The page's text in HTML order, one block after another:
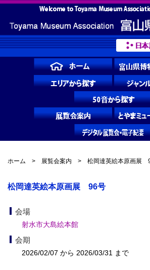
ホーム > 展覧会案内 > 松岡達英絵本原画展
松岡達英絵本原画展 96号
会場
射水市大島絵本館
会期
2026/02/07 から 2026/03/31 まで